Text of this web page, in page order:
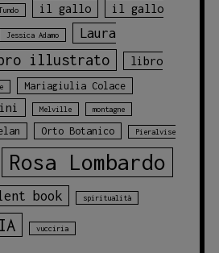
il gallo
il gallo
Jessica Adamo
Laura
illustrato
libro
Mariagiulia Colace
Melville montagne
Orto Botanico Pieralvise
Rosa Lombardo
book spiritualità
vucciria